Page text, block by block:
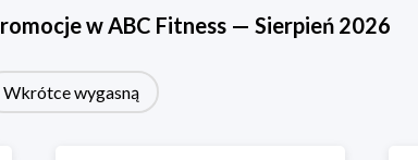
wABC Fitness— Sierpień 2026
Wkrótce wygasną